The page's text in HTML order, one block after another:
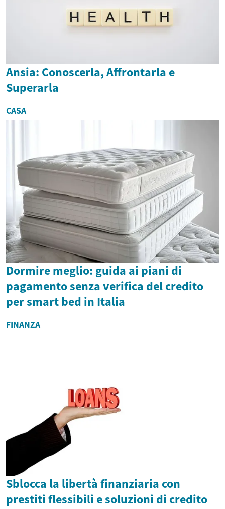
Ansia: Conoscerla, Affrontarla e
Superarla
CASA
Dormire meglio: guida ai piani di
pagamento senza verifica del credito
per smart bed in Italia
FINANZA
Sblocca la libertà finanziaria con
prestiti flessibili e soluzioni di credito